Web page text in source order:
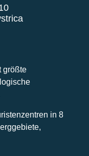
größte
in 8